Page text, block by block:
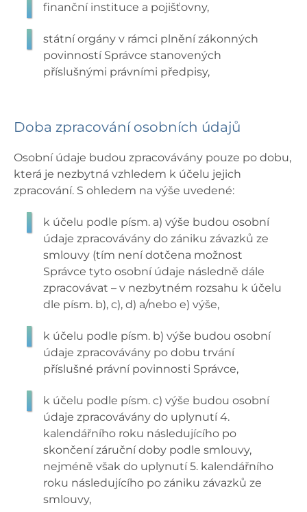
finanční instituce a pojišťovny,
státní orgány v rámci plnění zákonných
povinností Správce stanovených
příslušnými právními předpisy,
Doba zpracování osobních údajů
Osobní údaje budou zpracovávány pouze po dobu,
která je nezbytná vzhledem k účelu jejich
zpracování. S ohledem na výše uvedené:
k účelu podle písm. a) výše budou osobní
údaje zpracovávány do zániku závazků ze
smlouvy (tím není dotčena možnost
Správce tyto osobní údaje následně dále
zpracovávat – v nezbytném rozsahu k účelu
dle písm. b), c), d) a/nebo e) výše,
k účelu podle písm. b) výše budou osobní
údaje zpracovávány po dobu trvání
příslušné právní povinnosti Správce,
k účelu podle písm. c) výše budou osobní
údaje zpracovávány do uplynutí 4.
kalendářního roku následujícího po
skončení záruční doby podle smlouvy,
nejméně však do uplynutí 5. kalendářního
roku následujícího po zániku závazků ze
smlouvy,